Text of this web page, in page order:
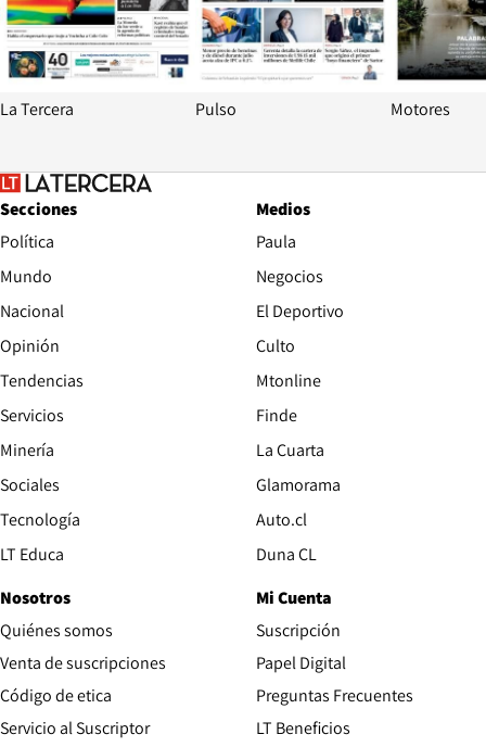
La Tercera Pulso Motores
Secciones
Política
Mundo
Nacional
Opinión
Tendencias
Servicios
Minería
Sociales
Tecnología
LT Educa
Medios
Paula
Negocios
El Deportivo
Culto
Mtonline
Finde
La Cuarta
Glamorama
Auto.clOpens in new window
Duna CLOpens in new window
Nosotros
Quiénes somos
Venta de suscripciones
Código de etica Opens in new window
Servicio al Suscriptor
Mi Cuenta
Suscripción
Papel DigitalOpens in new
Preguntas Frecuentes
LT Beneficios